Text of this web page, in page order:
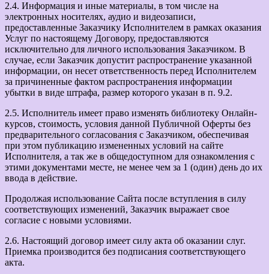
2.4. Информация и иные материалы, в том числе на
электронных носителях, аудио и видеозаписи,
предоставленные Заказчику Исполнителем в рамках оказания
Услуг по настоящему Договору, предоставляются
исключительно для личного использования Заказчиком. В
случае, если Заказчик допустит распространение указанной
информации, он несет ответственность перед Исполнителем
за причиненные фактом распространения информации
убытки в виде штрафа, размер которого указан в п. 9.2.
2.5. Исполнитель имеет право изменять библиотеку Онлайн-
курсов, стоимость, условия данной Публичной Оферты без
предварительного согласования с Заказчиком, обеспечивая
при этом публикацию измененных условий на сайте
Исполнителя, а так же в общедоступном для ознакомления с
этими документами месте, не менее чем за 1 (один) день до их
ввода в действие.
Продолжая использование Сайта после вступления в силу
соответствующих изменений, Заказчик выражает свое
согласие с новыми условиями.
2.6. Настоящий договор имеет силу акта об оказании слуг.
Приемка производится без подписания соответствующего
акта.